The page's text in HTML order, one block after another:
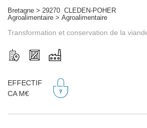
Bretagne > 29270 CLEDEN-POHER
Agroalimentaire > Agroalimentaire
Transformation et conservation de la
EFFECTIF
CA M€